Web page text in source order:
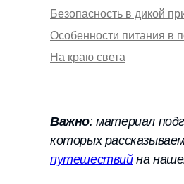
Безопасность в дикой
Особенности питания в
На краю света
Важно: материал
которых
путешествийна